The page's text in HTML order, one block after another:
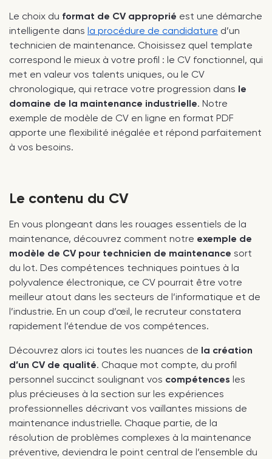
Le choix du format de CV approprié est une démarche
intelligente dans la procédure de candidature d’un
technicien de maintenance. Choisissez quel template
correspond le mieux à votre profil : le CV fonctionnel, qui
met en valeur vos talents uniques, ou le CV
chronologique, qui retrace votre progression dans le
domaine de la maintenance industrielle. Notre
exemple de modèle de CV en ligne en format PDF
apporte une flexibilité inégalée et répond parfaitement
à vos besoins.
Le contenu du CV
En vous plongeant dans les rouages essentiels de la
maintenance, découvrez comment notre exemple de
modèle de CV pour technicien de maintenance sort
du lot. Des compétences techniques pointues à la
polyvalence électronique, ce CV pourrait être votre
meilleur atout dans les secteurs de l’informatique et de
l’industrie. En un coup d’œil, le recruteur constatera
rapidement l’étendue de vos compétences.
Découvrez alors ici toutes les nuances de la création
d’un CV de qualité. Chaque mot compte, du profil
personnel succinct soulignant vos compétences les
plus précieuses à la section sur les expériences
professionnelles décrivant vos vaillantes missions de
maintenance industrielle. Chaque partie, de la
résolution de problèmes complexes à la maintenance
préventive, deviendra le point central de l’ensemble du